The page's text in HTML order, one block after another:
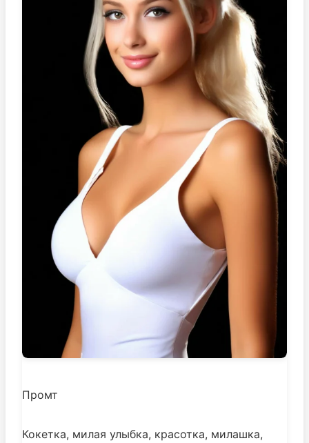
Промт
Кокетка, милая улыбка, красотка, милашка,